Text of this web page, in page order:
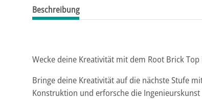
Beschreibung
Wecke deine Kreativität mit dem Root Brick
Bringe deine Kreativität auf die nächste Stufe
Konstruktion und erforsche die